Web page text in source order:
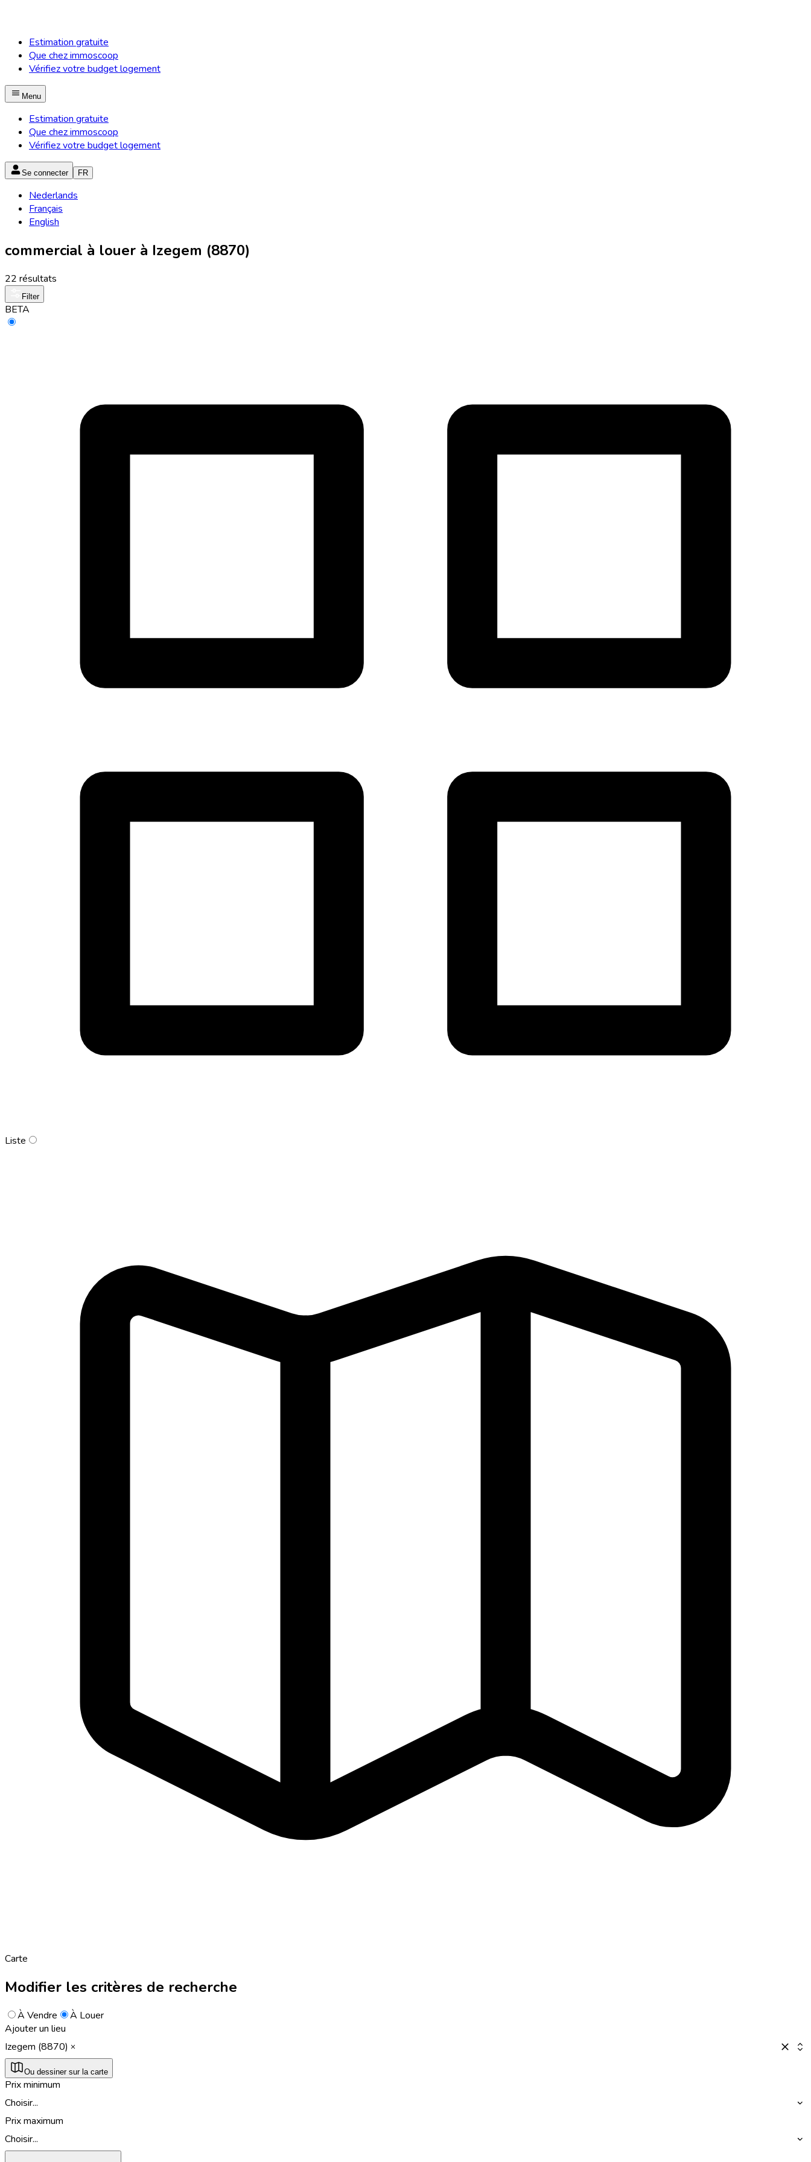
Estimation gratuite
Que chez immoscoop
Vérifiez votre budget logement
Menu
Estimation gratuite
Que chez immoscoop
Vérifiez votre budget logement
Se connecter FR
Nederlands
Français
English
commercial à louer à Izegem (8870)
22 résultats
Filter
BETA
Liste
Carte
Modifier les critères de recherche
À Vendre
À Louer
Ajouter un lieu
Izegem (8870)
Ou dessiner sur la carte
Prix minimum
Choisir...
Prix maximum
Choisir...